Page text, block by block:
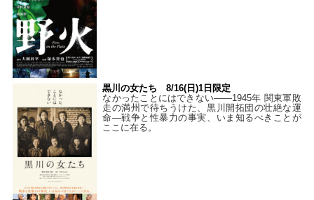
黒川の女たち 8/16(日)1日限定
なかったことにはできない——1945年 関東軍敗
走の満州で待ちうけた、黒川開拓団の壮絶な運
命―戦争と性暴力の事実、いま知るべきことが
ここに在る。